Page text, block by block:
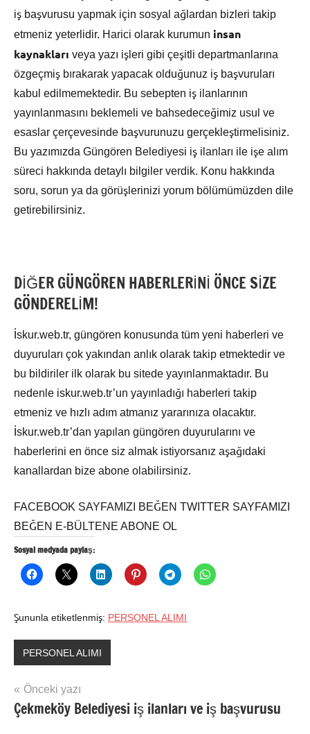
iş başvurusu yapmak için sosyal ağlardan bizleri takip
etmeniz yeterlidir. Harici olarak kurumun insan
kaynakları veya yazı işleri gibi çeşitli departmanlarına
özgeçmiş bırakarak yapacak olduğunuz iş başvuruları
kabul edilmemektedir. Bu sebepten iş ilanlarının
yayınlanmasını beklemeli ve bahsedeceğimiz usul ve
esaslar çerçevesinde başvurunuzu gerçekleştirmelisiniz.
Bu yazımızda Güngören Belediyesi iş ilanları ile işe alım
süreci hakkında detaylı bilgiler verdik. Konu hakkında
soru, sorun ya da görüşlerinizi yorum bölümümüzden dile
getirebilirsiniz.
DİĞER GÜNGÖREN HABERLERİNİ ÖNCE SİZE
GÖNDERELİM!
İskur.web.tr, güngören konusunda tüm yeni haberleri ve
duyuruları çok yakından anlık olarak takip etmektedir ve
bu bildiriler ilk olarak bu sitede yayınlanmaktadır. Bu
nedenle iskur.web.tr’un yayınladığı haberleri takip
etmeniz ve hızlı adım atmanız yararınıza olacaktır.
İskur.web.tr’dan yapılan güngören duyurularını ve
haberlerini en önce siz almak istiyorsanız aşağıdaki
kanallardan bize abone olabilirsiniz.
FACEBOOK SAYFAMIZI BEĞEN TWITTER SAYFAMIZI
BEĞEN E-BÜLTENE ABONE OL
Sosyal medyada paylaş:
Şununla etiketlenmiş: PERSONEL ALIMI
PERSONEL ALIMI
Yazı
gezinmesi
Önceki yazı
Çekmeköy Belediyesi iş ilanları ve iş başvurusu